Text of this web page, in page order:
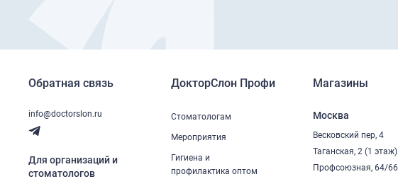
Обратная связь
info@doctorslon.ru
Для организаций и
стоматологов
ДокторСлон Профи
Стоматологам
Мероприятия
Гигиена и
профилактика оптом
Магазины
Москва
Весковский пер, 4
Таганская, 2 (1 этаж)
Профсоюзная, 64/66